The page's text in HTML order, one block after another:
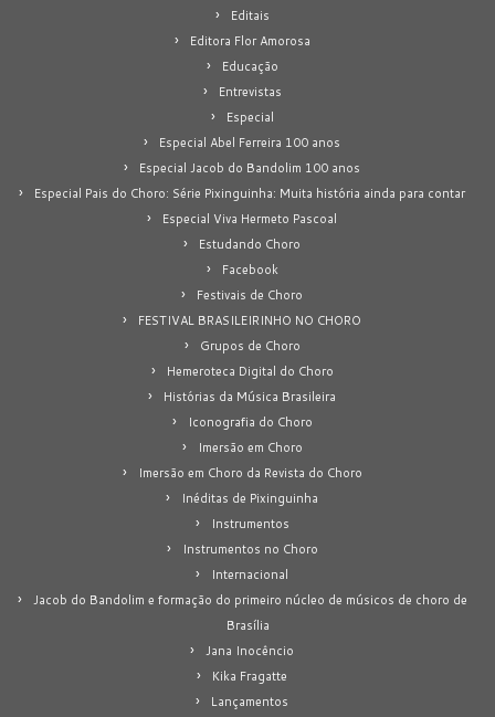
Editais
Editora Flor Amorosa
Educação
Entrevistas
Especial
Especial Abel Ferreira 100 anos
Especial Jacob do Bandolim 100 anos
Especial Pais do Choro: Série Pixinguinha: Muita história ainda para contar
Especial Viva Hermeto Pascoal
Estudando Choro
Facebook
Festivais de Choro
FESTIVAL BRASILEIRINHO NO CHORO
Grupos de Choro
Hemeroteca Digital do Choro
Histórias da Música Brasileira
Iconografia do Choro
Imersão em Choro
Imersão em Choro da Revista do Choro
Inéditas de Pixinguinha
Instrumentos
Instrumentos no Choro
Internacional
Jacob do Bandolim e formação do primeiro núcleo de músicos de choro de
Brasília
Jana Inocêncio
Kika Fragatte
Lançamentos